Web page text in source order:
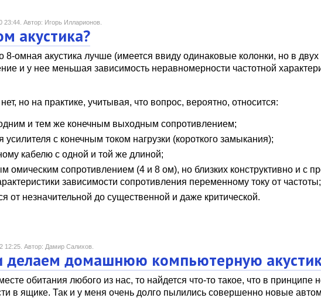
23:44. Автор: Игорь Илларионов.
акустика?
омная акустика лучше (имеется ввиду одинаковые колонки, но в
и у нее меньшая зависимость неравномерности частотной
но на практике, учитывая, что вопрос, вероятно, относится:
и тем же конечным выходным сопротивлением;
с конечным током нагрузки (короткого замыкания);
кабелю с одной и той же длиной;
омическим сопротивлением (4 и 8 ом), но близких конструктивно и с
зависимости сопротивления переменному току от частоты;
от незначительной до существенной и даже критической.
12:25. Автор: Дамир Салихов.
делаем домашнюю компьютерную
обитания любого из нас, то найдется что-то такое, что в принципе
в ящике. Так и у меня очень долго пылились совершенно новые